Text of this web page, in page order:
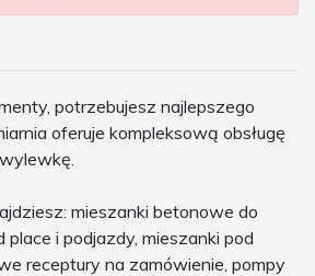
potrzebujesz najlepszego
oferuje kompleksową obsługę
mieszanki betonowe do
place i podjazdy, mieszanki pod
receptury na zamówienie, pompy